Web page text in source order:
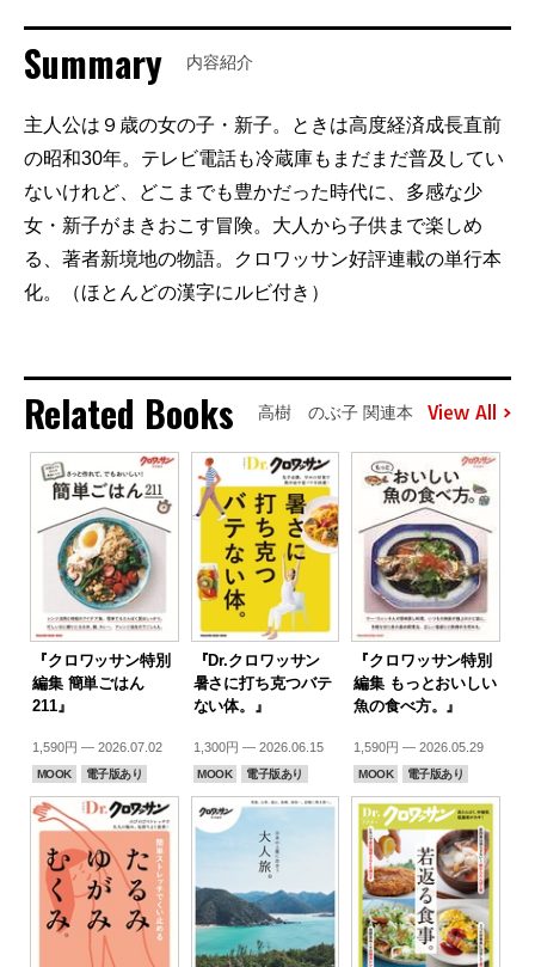
Summary 内容紹介
主人公は９歳の女の子・新子。ときは高度経済成長直前
の昭和30年。テレビ電話も冷蔵庫もまだまだ普及してい
ないけれど、どこまでも豊かだった時代に、多感な少
女・新子がまきおこす冒険。大人から子供まで楽しめ
る、著者新境地の物語。クロワッサン好評連載の単行本
化。（ほとんどの漢字にルビ付き）
Related Books 高樹 のぶ子 関連本 View All
『クロワッサン特別
編集 簡単ごはん
211』
1,590円 — 2026.07.02
MOOK 電子版あり
『Dr.クロワッサン
暑さに打ち克つバテ
ない体。』
1,300円 — 2026.06.15
MOOK 電子版あり
『クロワッサン特別
編集 もっとおいしい
魚の食べ方。』
1,590円 — 2026.05.29
MOOK 電子版あり